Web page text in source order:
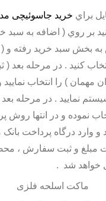
براي خريد جاسوئیچی
بر روي ( اضافه به سبد
به بخش سبد خريد رفته و (
کنيد . در مرحله بعد (
مهمان ) را انتخاب
نماييد . در مرحله
نموده و در انتها روش
و وارد درگاه پرداخت
مبلغ و ثبت سفارش ،
خواهد شد .
ماکت اسلحه فلزی